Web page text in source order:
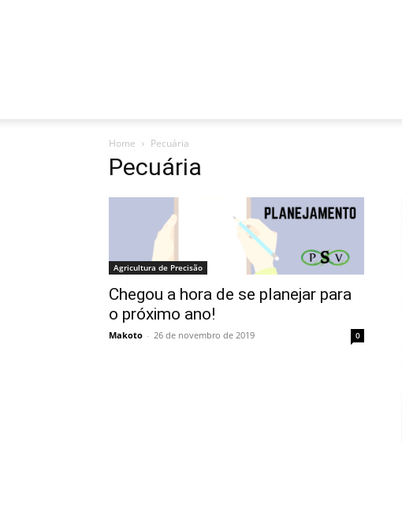
Home Pecuária
Pecuária
Agricultura de Precisão
Chegou a hora de se planejar para
o próximo ano!
Makoto - 26 de novembro de 2019 0